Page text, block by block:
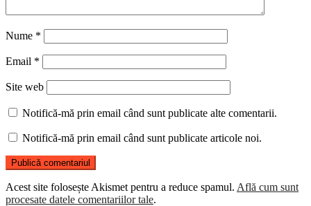
Nume *
Email *
Site web
Notifică-mă prin email când sunt publicate alte comentarii.
Notifică-mă prin email când sunt publicate articole noi.
Acest site folosește Akismet pentru a reduce spamul. Află cum sunt
procesate datele comentariilor tale.